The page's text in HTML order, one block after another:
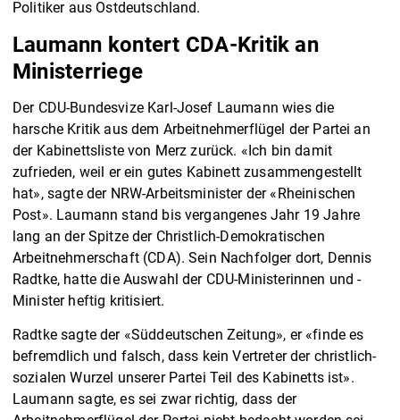
Politiker aus Ostdeutschland.
Laumann kontert CDA-Kritik an
Ministerriege
Der CDU-Bundesvize Karl-Josef Laumann wies die
harsche Kritik aus dem Arbeitnehmerflügel der Partei an
der Kabinettsliste von Merz zurück. «Ich bin damit
zufrieden, weil er ein gutes Kabinett zusammengestellt
hat», sagte der NRW-Arbeitsminister der «Rheinischen
Post». Laumann stand bis vergangenes Jahr 19 Jahre
lang an der Spitze der Christlich-Demokratischen
Arbeitnehmerschaft (CDA). Sein Nachfolger dort, Dennis
Radtke, hatte die Auswahl der CDU-Ministerinnen und -
Minister heftig kritisiert.
Radtke sagte der «Süddeutschen Zeitung», er «finde es
befremdlich und falsch, dass kein Vertreter der christlich-
sozialen Wurzel unserer Partei Teil des Kabinetts ist».
Laumann sagte, es sei zwar richtig, dass der